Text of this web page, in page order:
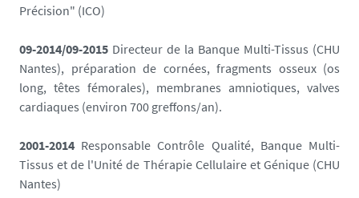
Précision" (ICO)
09-2014/09-2015 Directeur de la Banque Multi-Tissus (CHU
Nantes), préparation de cornées, fragments osseux (os
long, têtes fémorales), membranes amniotiques, valves
cardiaques (environ 700 greffons/an).
2001-2014 Responsable Contrôle Qualité, Banque Multi-
Tissus et de l'Unité de Thérapie Cellulaire et Génique (CHU
Nantes)